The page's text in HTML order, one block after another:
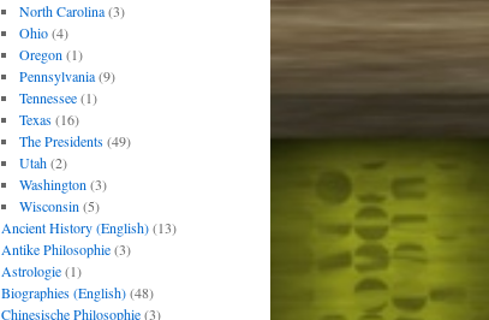
North Carolina(3)
Ohio(4)
Oregon (1)
Pennsylvania(9)
Tennessee(1)
Texas(16)
The Presidents(49)
Utah(2)
Washington (3)
Wisconsin (5)
Ancient History (English)(13)
Antike Philosophie(3)
Astrologie(1)
Biographies (English)(48)
Chinesische Philosophie(3)